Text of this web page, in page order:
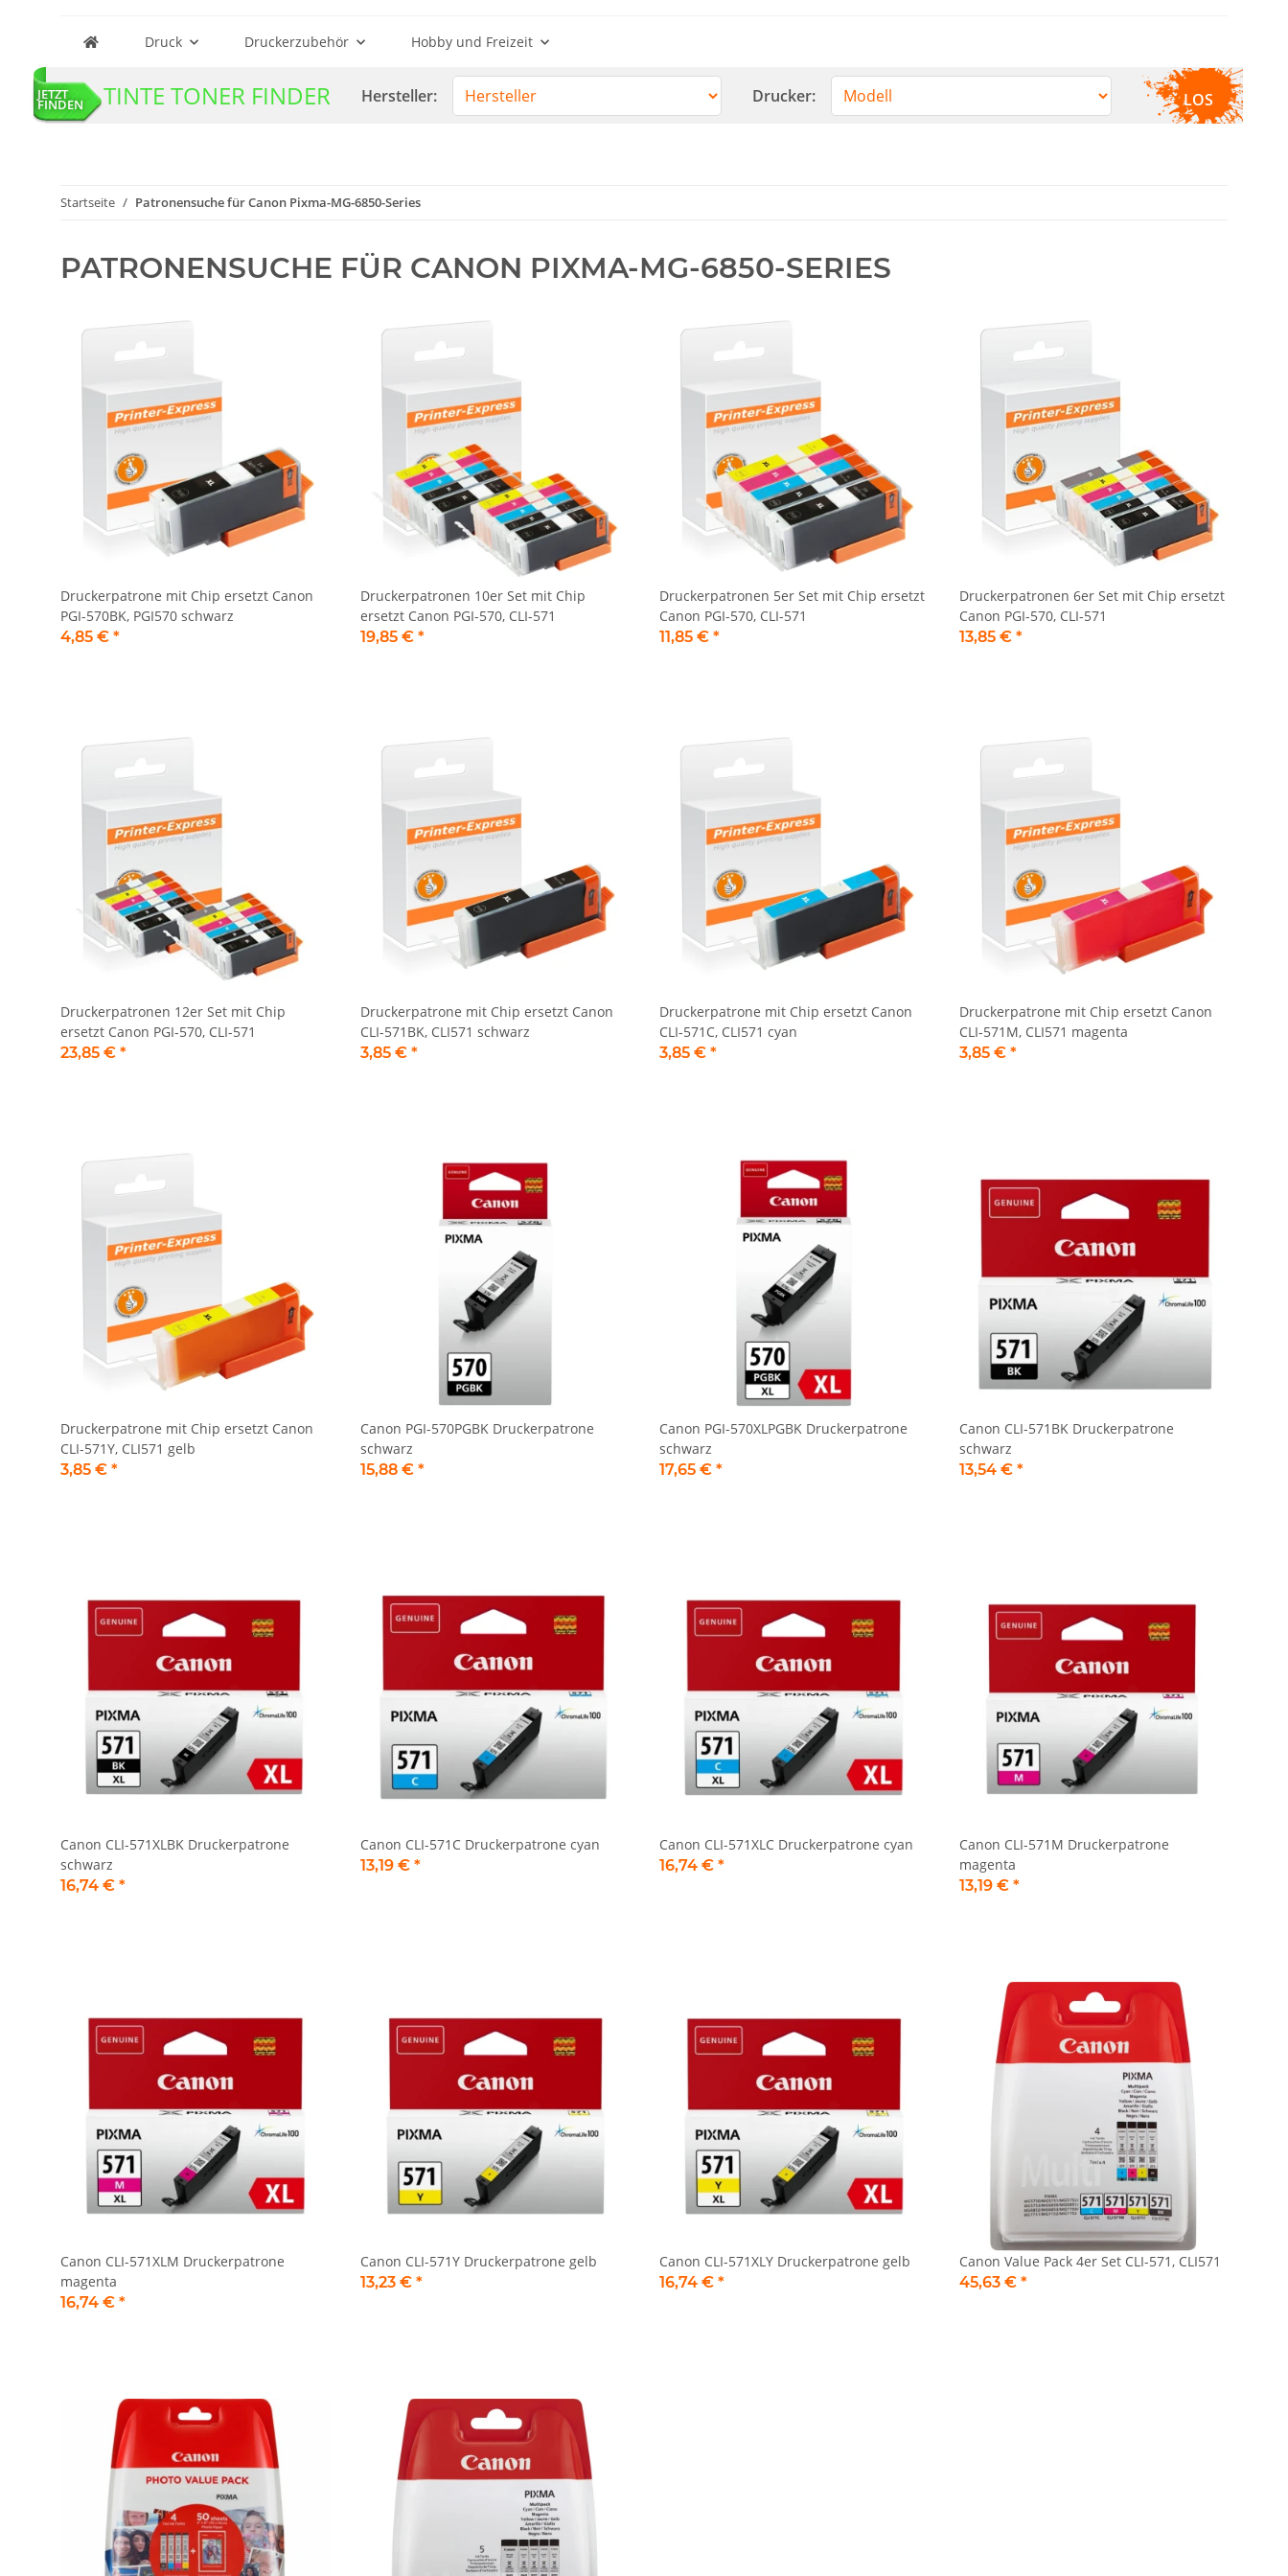
Druck Druckerzubehör Hobby und Freizeit
JETZT
FINDEN TINTE TONER FINDER Hersteller: Drucker: LOS
Startseite Patronensuche für Canon Pixma-MG-6850-Series
PATRONENSUCHE FÜR CANON PIXMA-MG-6850-SERIES
Druckerpatrone mit Chip ersetzt Canon
PGI-570BK, PGI570 schwarz
4,85 € *
Druckerpatronen 10er Set mit Chip
ersetzt Canon PGI-570, CLI-571
19,85 € *
Druckerpatronen 5er Set mit Chip ersetzt
Canon PGI-570, CLI-571
11,85 € *
Druckerpatronen 6er Set mit Chip ersetzt
Canon PGI-570, CLI-571
13,85 € *
Druckerpatronen 12er Set mit Chip
ersetzt Canon PGI-570, CLI-571
23,85 € *
Druckerpatrone mit Chip ersetzt Canon
CLI-571BK, CLI571 schwarz
3,85 € *
Druckerpatrone mit Chip ersetzt Canon
CLI-571C, CLI571 cyan
3,85 € *
Druckerpatrone mit Chip ersetzt Canon
CLI-571M, CLI571 magenta
3,85 € *
Druckerpatrone mit Chip ersetzt Canon
CLI-571Y, CLI571 gelb
3,85 € *
Canon PGI-570PGBK Druckerpatrone
schwarz
15,88 € *
Canon PGI-570XLPGBK Druckerpatrone
schwarz
17,65 € *
Canon CLI-571BK Druckerpatrone
schwarz
13,54 € *
Canon CLI-571XLBK Druckerpatrone
schwarz
16,74 € *
Canon CLI-571C Druckerpatrone cyan
13,19 € *
Canon CLI-571XLC Druckerpatrone cyan
16,74 € *
Canon CLI-571M Druckerpatrone
magenta
13,19 € *
Canon CLI-571XLM Druckerpatrone
magenta
16,74 € *
Canon CLI-571Y Druckerpatrone gelb
13,23 € *
Canon CLI-571XLY Druckerpatrone gelb
16,74 € *
Canon Value Pack 4er Set CLI-571, CLI571
45,63 € *